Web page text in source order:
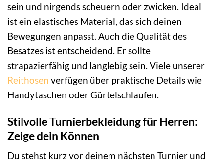
sein und nirgends scheuern oder zwicken. Ideal
ist ein elastisches Material, das sich deinen
Bewegungen anpasst. Auch die Qualität des
Besatzes ist entscheidend. Er sollte
strapazierfähig und langlebig sein. Viele unserer
Reithosen verfügen über praktische Details wie
Handytaschen oder Gürtelschlaufen.
Stilvolle Turnierbekleidung für Herren:
Zeige dein Können
Du stehst kurz vor deinem nächsten Turnier und